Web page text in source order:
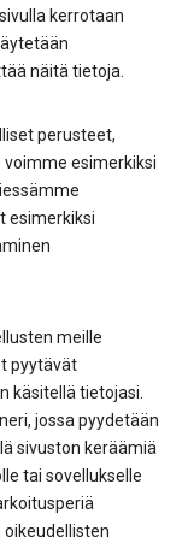
kerrotaan
näitä tietoja.
perusteet,
esimerkiksi
esimerkiksi
meille
pyytävät
käsitellä tietojasi.
jossa pyydetään
sivuston keräämiä
tai sovellukselle